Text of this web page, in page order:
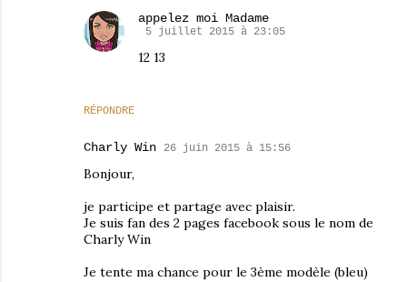
RÉPONDRE
appelez moi Madame
5 juillet 2015 à 23:05
12 13
Charly Win 26 juin 2015 à 15:56
Bonjour,
je participe et partage avec plaisir.
Je suis fan des 2 pages facebook sous le nom de
Charly Win
Je tente ma chance pour le 3ème modèle (bleu)